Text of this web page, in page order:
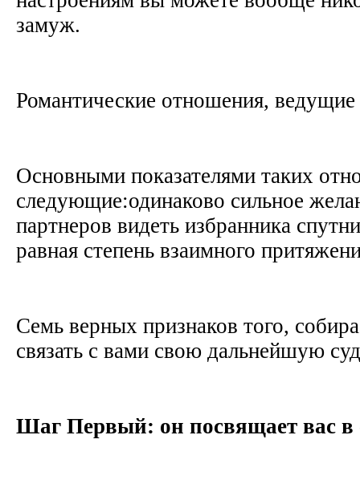
замуж.
Романтические отношения,
Основными показателями таких
следующие:одинаково сильное
партнеров видеть избранника
равная степень взаимного
Семь верных признаков того,
связать с вами свою дальнейшую
Шаг Первый: он посвящает вас в